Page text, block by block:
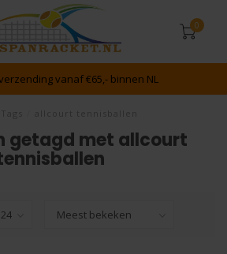
0
verzending vanaf €65,- binnen NL
getagd met allcourt